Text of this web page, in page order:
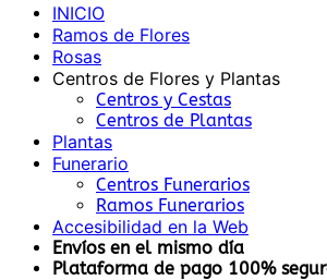
INICIO
Ramos de Flores
Rosas
Centros de Flores y Plantas
Centros y Cestas
Centros de Plantas
Plantas
Funerario
Centros Funerarios
Ramos Funerarios
Accesibilidad en la Web
Envíos en el mismo día
Plataforma de pago 100%